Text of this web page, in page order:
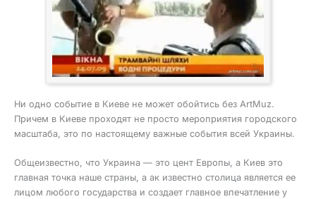
Ни одно событие в Киеве не может обойтись без ArtMuz.
Причем в Киеве проходят не просто мероприятия городского
масштаба, это по настоящему важные события всей Украины.
Общеизвестно, что Украина — это цент Европы, а Киев это
главная точка наше страны, а ак известно столица является ее
лицом любого государства и создает главное впечатление у